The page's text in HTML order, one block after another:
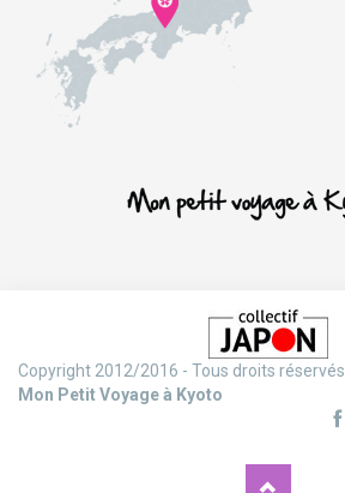
Copyright 2012/2016 - Tous droits réservés
Mon Petit Voyage à Kyoto